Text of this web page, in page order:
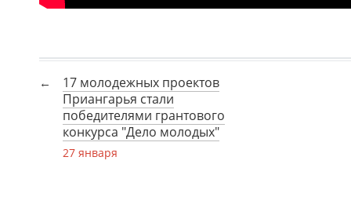
17 молодежных проектов
Приангарья стали
победителями грантового
конкурса "Дело молодых"
27 января